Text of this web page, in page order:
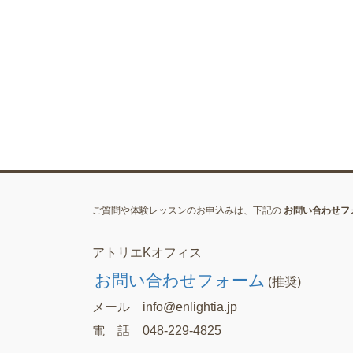
ご質問や体験レッスンのお申込みは、下記の お問い合わせフ
アトリエKオフィス
お問い合わせフォーム (推奨)
メール info@enlightia.jp
電 話 048-229-4825